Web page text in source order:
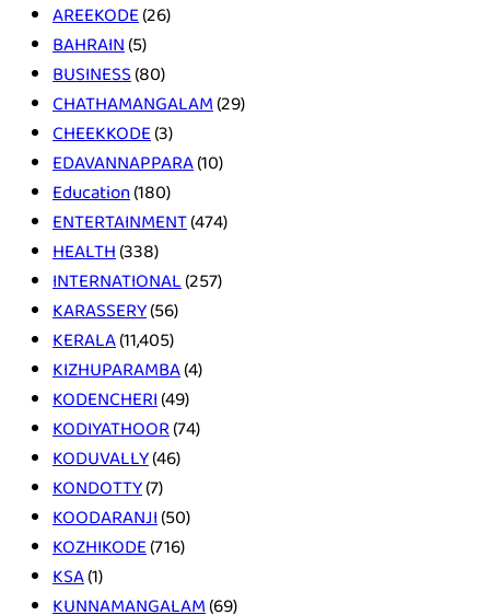
AREEKODE(26)
BAHRAIN(5)
BUSINESS(80)
CHATHAMANGALAM(29)
CHEEKKODE(3)
EDAVANNAPPARA(10)
Education(180)
ENTERTAINMENT(474)
HEALTH(338)
INTERNATIONAL(257)
KARASSERY(56)
KERALA(11,405)
KIZHUPARAMBA(4)
KODENCHERI(49)
KODIYATHOOR(74)
KODUVALLY(46)
KONDOTTY(7)
KOODARANJI(50)
KOZHIKODE(716)
KSA(1)
KUNNAMANGALAM(69)